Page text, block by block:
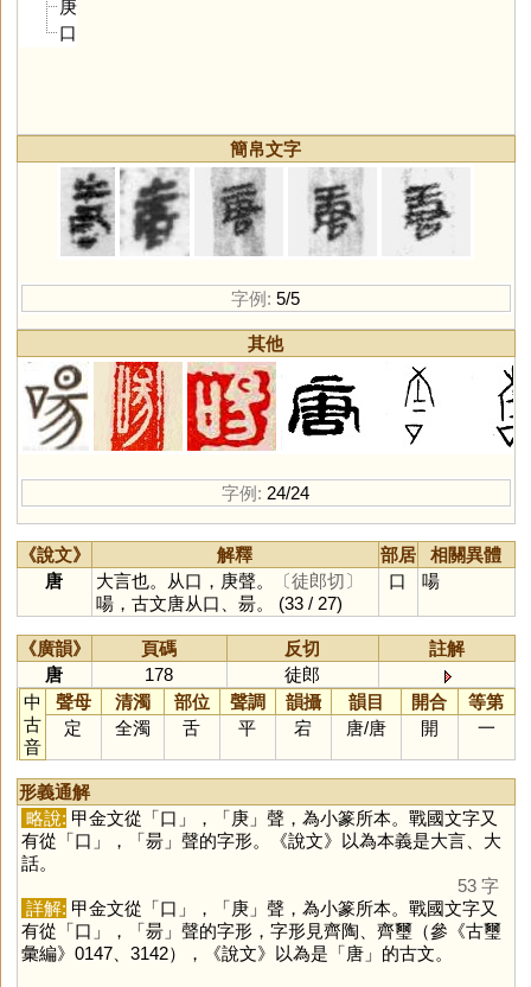
庚
口
簡帛文字
字例: 5/5
其他
字例: 24/24
《說文》 解釋 部居
相關異體
唐
大言也。从口，庚聲。
〔徒郎切〕
啺，古文唐从口、昜。 (33 / 27)
口 啺
《廣韻》 頁碼 反切
註解
唐
178
徒郎
中
古
音
聲母 清濁 部位 聲調 韻攝 韻目 開合
等第
定
全濁 舌 平 宕 唐/唐 開 一
形義通解
略說: 甲金文從「口 」，「庚」聲，為小篆所本。戰國文字又
有從「口 」，「昜」聲的字形。《說文》以為本義是大言、大
話。
53 字
詳解: 甲金文從「口 」，「庚」聲，為小篆所本。戰國文字又
有從「口 」，「昜」聲的字形，字形見齊陶、齊璽（參《古璽
彙編》0147、3142），《說文》以為是「唐」的古文。